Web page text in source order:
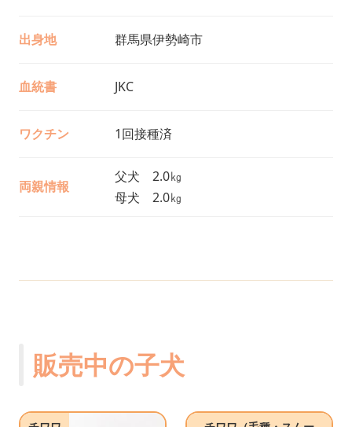
出身地 群馬県伊勢崎市
血統書 JKC
ワクチン 1回接種済
両親情報
父犬 2.0㎏
母犬 2.0㎏
販売中の子犬